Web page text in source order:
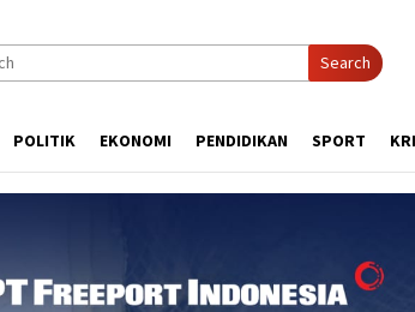
Search
POLITIK EKONOMI PENDIDIKAN SPORT